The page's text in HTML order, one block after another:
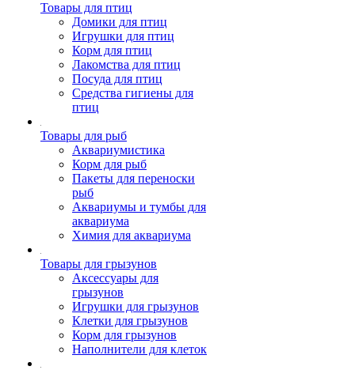
Товары для птиц
Домики для птиц
Игрушки для птиц
Корм для птиц
Лакомства для птиц
Посуда для птиц
Средства гигиены для
птиц
Товары для рыб
Аквариумистика
Корм для рыб
Пакеты для переноски
рыб
Аквариумы и тумбы для
аквариума
Химия для аквариума
Товары для грызунов
Аксессуары для
грызунов
Игрушки для грызунов
Клетки для грызунов
Корм для грызунов
Наполнители для клеток